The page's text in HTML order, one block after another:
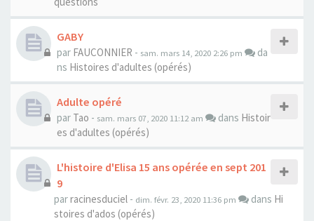
GABY
par FAUCONNIER - sam. mars 14, 2020 2:26 pm
da
ns Histoires d'adultes (opérés)
Adulte opéré
par Tao - sam. mars 07, 2020 11:12 am dans Histoir
es d'adultes (opérés)
L'histoire d'Elisa 15 ans opérée en sept 201
9
parracinesduciel - dim. févr. 23, 2020 11:36 pm dans Hi
stoires d'ados (opérés)